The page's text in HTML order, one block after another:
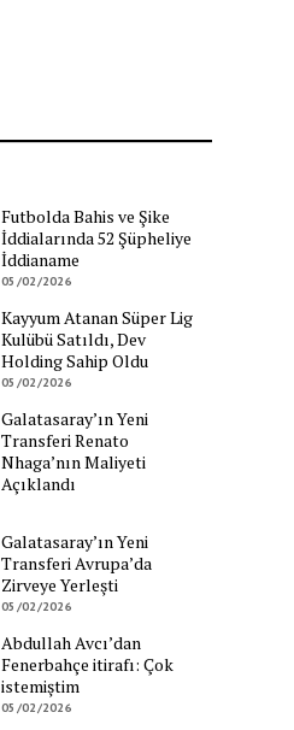
Futbolda Bahis ve Şike
İddialarında 52 Şüpheliye
İddianame
05/02/2026
Kayyum Atanan Süper Lig
Kulübü Satıldı, Dev
Holding Sahip Oldu
05/02/2026
Galatasaray’ın Yeni
Transferi Renato
Nhaga’nın Maliyeti
Açıklandı
Galatasaray’ın Yeni
Transferi Avrupa’da
Zirveye Yerleşti
05/02/2026
Abdullah Avcı’dan
Fenerbahçe itirafı: Çok
istemiştim
05/02/2026